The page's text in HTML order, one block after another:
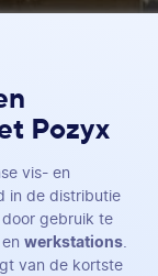
Pozyx
vis- en
in de distributie
gebruik te
en werkstations.
van de kortste